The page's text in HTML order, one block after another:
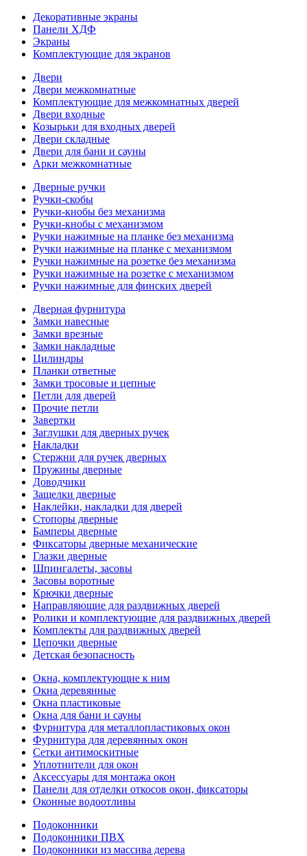
Декоративные экраны
Панели ХДФ
Экраны
Комплектующие для экранов
Двери
Двери межкомнатные
Комплектующие для межкомнатных дверей
Двери входные
Козырьки для входных дверей
Двери складные
Двери для бани и сауны
Арки межкомнатные
Дверные ручки
Ручки-скобы
Ручки-кнобы без механизма
Ручки-кнобы с механизмом
Ручки нажимные на планке без механизма
Ручки нажимные на планке с механизмом
Ручки нажимные на розетке без механизма
Ручки нажимные на розетке с механизмом
Ручки нажимные для финских дверей
Дверная фурнитура
Замки навесные
Замки врезные
Замки накладные
Цилиндры
Планки ответные
Замки тросовые и цепные
Петли для дверей
Прочие петли
Завертки
Заглушки для дверных ручек
Накладки
Стержни для ручек дверных
Пружины дверные
Доводчики
Защелки дверные
Наклейки, накладки для дверей
Стопоры дверные
Бамперы дверные
Фиксаторы дверные механические
Глазки дверные
Шпингалеты, засовы
Засовы воротные
Крючки дверные
Направляющие для раздвижных дверей
Ролики и комплектующие для раздвижных дверей
Комплекты для раздвижных дверей
Цепочки дверные
Детская безопасность
Окна, комплектующие к ним
Окна деревянные
Окна пластиковые
Окна для бани и сауны
Фурнитура для металлопластиковых окон
Фурнитура для деревянных окон
Сетки антимоскитные
Уплотнители для окон
Аксессуары для монтажа окон
Панели для отделки откосов окон, фиксаторы
Оконные водоотливы
Подоконники
Подоконники ПВХ
Подоконники из массива дерева